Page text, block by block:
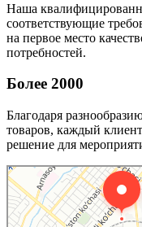
Наша
соответствующие
на первое место
потребностей.
Более 2000
Благодаря
товаров, каждый
решение для